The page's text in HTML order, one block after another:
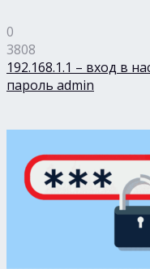
0
3808
192.168.1.1 – вход в
пароль admin